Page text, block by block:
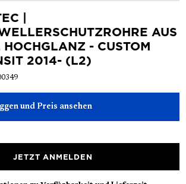
|
AUS
- CUSTOM
2014- (L2)
und Preis ansehen
JETZT ANMELDEN